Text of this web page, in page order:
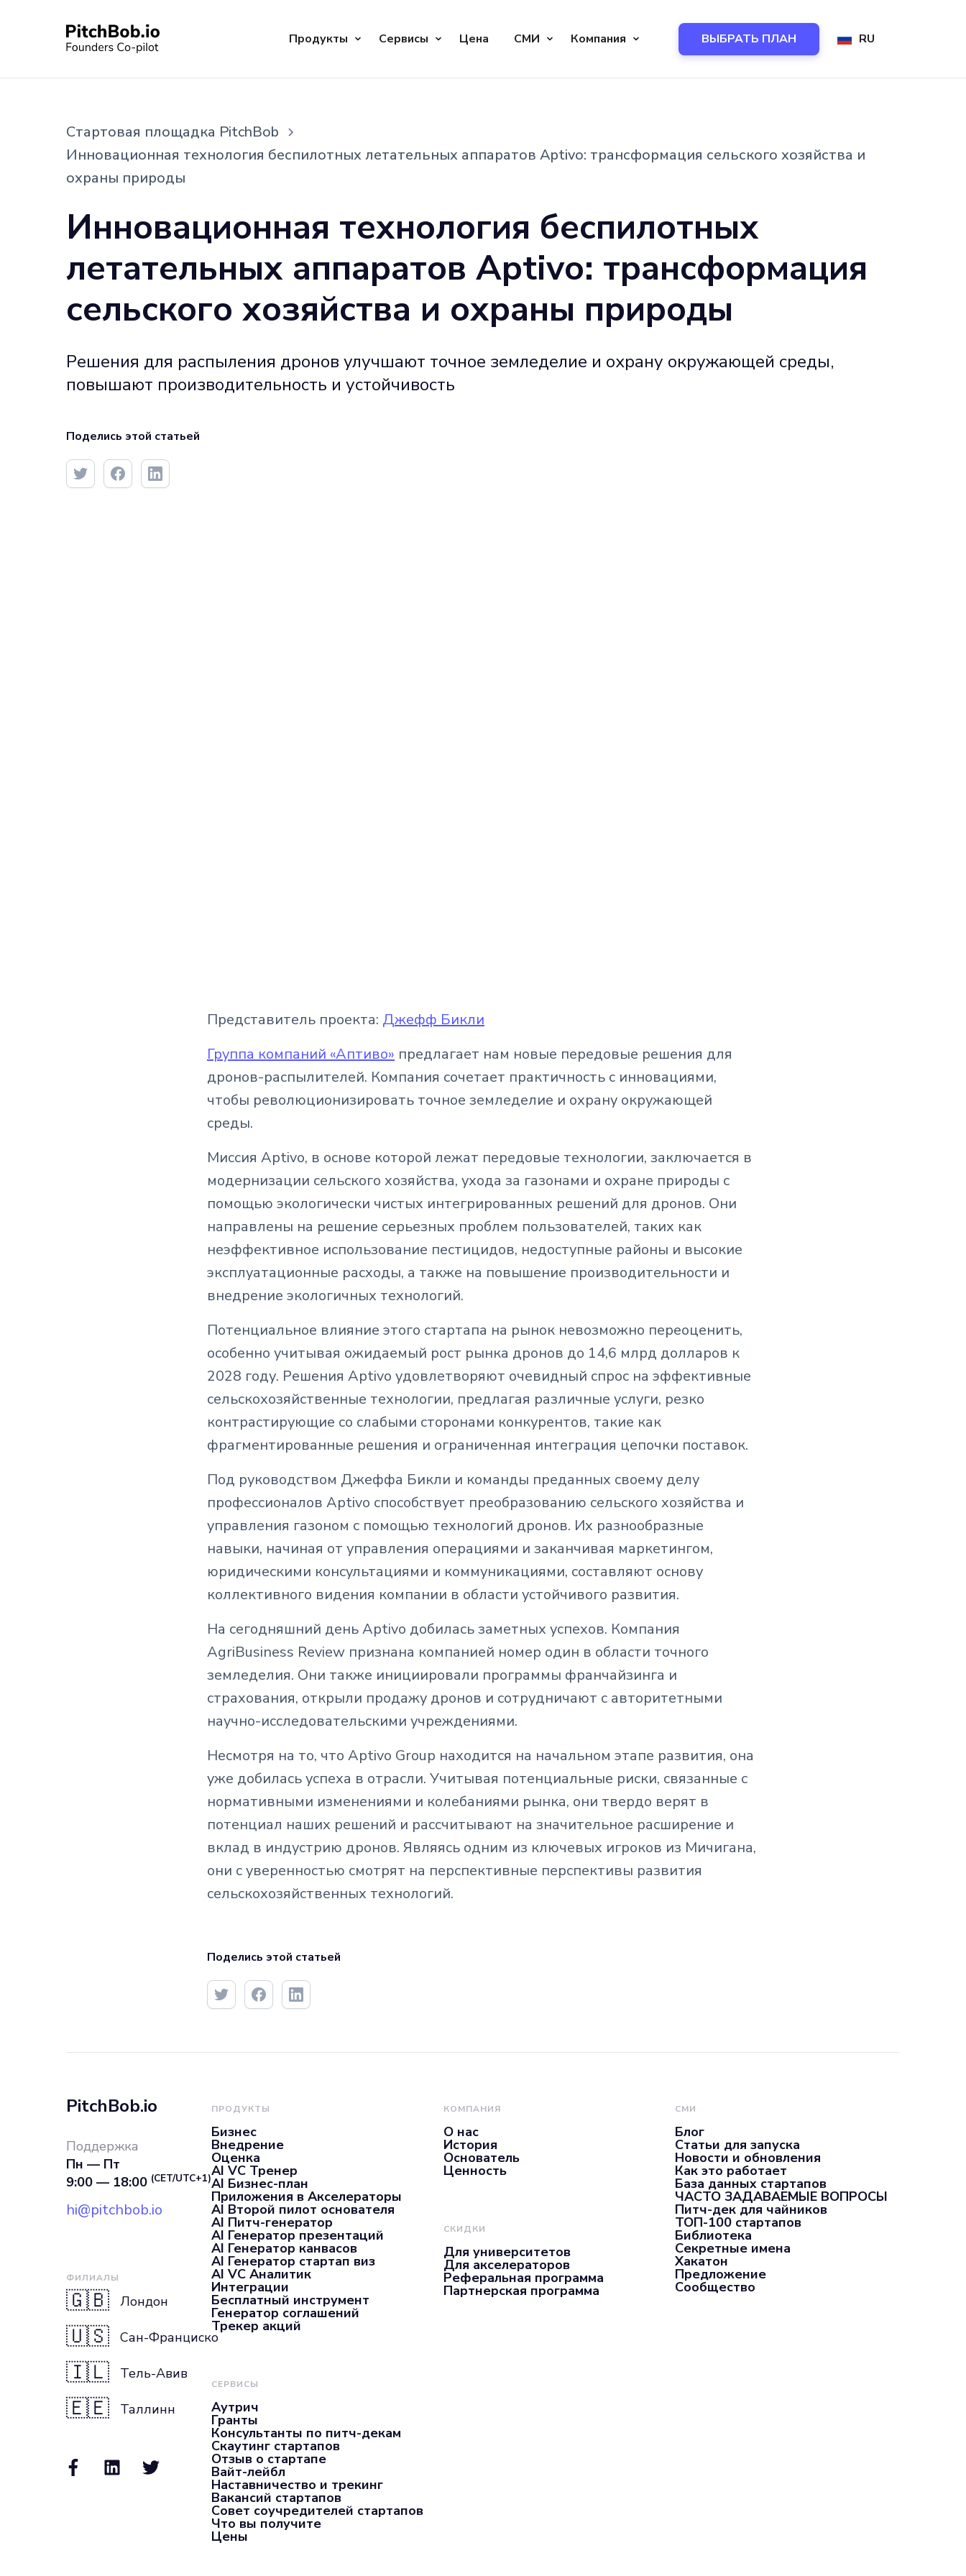
Продукты Сервисы Цена СМИ Компания ВЫБРАТЬ ПЛАН RU
Стартовая площадка PitchBob
Инновационная технология беспилотных летательных аппаратов Aptivo: трансформация сельского хозяйства и
охраны природы
Инновационная технология беспилотных
летательных аппаратов Aptivo: трансформация
сельского хозяйства и охраны природы
Решения для распыления дронов улучшают точное земледелие и охрану окружающей среды,
повышают производительность и устойчивость
Поделись этой статьей
Представитель проекта: Джефф Бикли
Группа компаний «Аптиво» предлагает нам новые передовые решения для
дронов-распылителей. Компания сочетает практичность с инновациями,
чтобы революционизировать точное земледелие и охрану окружающей
среды.
Миссия Aptivo, в основе которой лежат передовые технологии, заключается в
модернизации сельского хозяйства, ухода за газонами и охране природы с
помощью экологически чистых интегрированных решений для дронов. Они
направлены на решение серьезных проблем пользователей, таких как
неэффективное использование пестицидов, недоступные районы и высокие
эксплуатационные расходы, а также на повышение производительности и
внедрение экологичных технологий.
Потенциальное влияние этого стартапа на рынок невозможно переоценить,
особенно учитывая ожидаемый рост рынка дронов до 14,6 млрд долларов к
2028 году. Решения Aptivo удовлетворяют очевидный спрос на эффективные
сельскохозяйственные технологии, предлагая различные услуги, резко
контрастирующие со слабыми сторонами конкурентов, такие как
фрагментированные решения и ограниченная интеграция цепочки поставок.
Под руководством Джеффа Бикли и команды преданных своему делу
профессионалов Aptivo способствует преобразованию сельского хозяйства и
управления газоном с помощью технологий дронов. Их разнообразные
навыки, начиная от управления операциями и заканчивая маркетингом,
юридическими консультациями и коммуникациями, составляют основу
коллективного видения компании в области устойчивого развития.
На сегодняшний день Aptivo добилась заметных успехов. Компания
AgriBusiness Review признана компанией номер один в области точного
земледелия. Они также инициировали программы франчайзинга и
страхования, открыли продажу дронов и сотрудничают с авторитетными
научно-исследовательскими учреждениями.
Несмотря на то, что Aptivo Group находится на начальном этапе развития, она
уже добилась успеха в отрасли. Учитывая потенциальные риски, связанные с
нормативными изменениями и колебаниями рынка, они твердо верят в
потенциал наших решений и рассчитывают на значительное расширение и
вклад в индустрию дронов. Являясь одним из ключевых игроков из Мичигана,
они с уверенностью смотрят на перспективные перспективы развития
сельскохозяйственных технологий.
Поделись этой статьей
PitchBob.io
Поддержка
Пн — Пт
9:00 — 18:00 (CET/UTC+1)
hi@pitchbob.io
ФИЛИАЛЫ
🇬🇧 Лондон
🇺🇸 Сан-Франциско
🇮🇱 Тель-Авив
🇪🇪 Таллинн
ПРОДУКТЫ
Бизнес
Внедрение
Оценка
AI VC Тренер
AI Бизнес-план
Приложения в Акселераторы
AI Второй пилот основателя
AI Питч-генератор
AI Генератор презентаций
AI Генератор канвасов
AI Генератор стартап виз
AI VC Аналитик
Интеграции
Бесплатный инструмент
Генератор соглашений
Трекер акций
СЕРВИСЫ
Аутрич
Гранты
Консультанты по питч-декам
Скаутинг стартапов
Отзыв о стартапе
Вайт-лейбл
Наставничество и трекинг
Вакансий стартапов
Совет соучредителей стартапов
Что вы получите
Цены
КОМПАНИЯ
О нас
История
Основатель
Ценность
СКИДКИ
Для университетов
Для акселераторов
Реферальная программа
Партнерская программа
СМИ
Блог
Статьи для запуска
Новости и обновления
Как это работает
База данных стартапов
ЧАСТО ЗАДАВАЕМЫЕ ВОПРОСЫ
Питч-дек для чайников
ТОП-100 стартапов
Библиотека
Секретные имена
Хакатон
Предложение
Сообщество